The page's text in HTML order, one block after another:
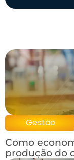
Gestão
Como
produção do